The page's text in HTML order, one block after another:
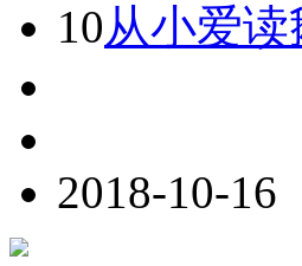
10从小爱
2018-10-16